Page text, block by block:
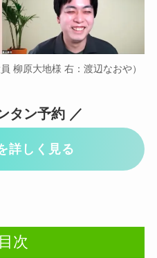
柳原大地様 右：渡辺なおや）
タン予約 ／
詳しく見る
目次